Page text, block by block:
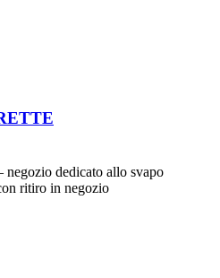
negozio dedicato allo svapo
ritiro in negozio